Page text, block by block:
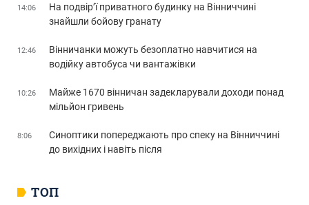
ТОП
14:06
На подвір’ї приватного будинку на Вінниччині
знайшли бойову гранату
12:46
Вінничанки можуть безоплатно навчитися на
водійку автобуса чи вантажівки
10:26
Майже 1670 вінничан задекларували доходи понад
мільйон гривень
8:06
Синоптики попереджають про спеку на Вінниччині
до вихідних і навіть після